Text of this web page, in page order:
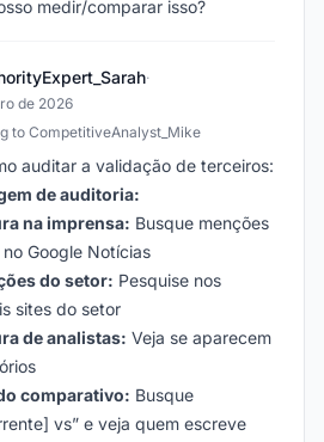
medir/comparar isso?
·
de 2026
to CompetitiveAnalyst_Mike
auditar a validação de terceiros:
de auditoria:
na imprensa: Busque menções
Google Notícias
do setor: Pesquise nos
sites do setor
de analistas: Veja se aparecem
comparativo: Busque
vs” e veja quem escreve